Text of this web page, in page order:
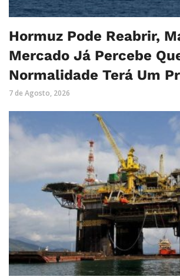
Hormuz Pode Reabrir,
Mercado Já Percebe
Normalidade Terá Um
7 de Agosto, 2026